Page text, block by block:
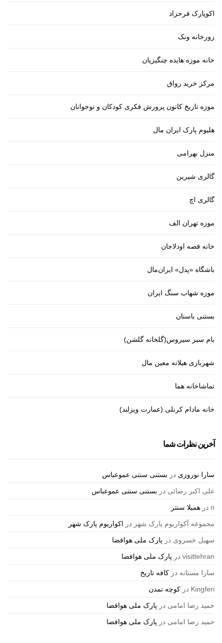
اکوپارک فرحزاد
زورخانه ونک
خانه موزه هایده چنگیزیان
مرکز خرید رواق
موزه تاریخ کانون پرورش فکری کودکان و نوجوانان
هلیوم پارک ایران مال
منزل بهرامی
گالری شیرین
گالری اچ
موزه تهران الف
خانه قصه اودلاجان
باشگاه «پدل» ایران‌مال
موزه شهاب سنگ ایران
بستنی باستان
بام سبز سیروس(گلخانه گلشن)
شهربازی هیلانه معین مال
تماشاخانه هما
خانه مادام کرنلی (عمارت ویزلند)
آخرین نظرات شما
سارا نوروزی در بستنی سنتی عموعباس
علی اکبر رضائی در بستنی سنتی عموعباس
n در همیلا سنتر
مجموعه آکواریوم پارک شهر در اکواریوم پارک شهر
سهیل خسروی در پارک ملی هوافضا
visittehran در پارک ملی هوافضا
سارا مستانه در کافه تاریخ
Kingferi در کوچه تمدن
حمید رضا امامی در پارک ملی هوافضا
حمید رضا امامی در پارک ملی هوافضا